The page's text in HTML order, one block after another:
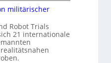
militärischer
Robot Trials
21 internationale